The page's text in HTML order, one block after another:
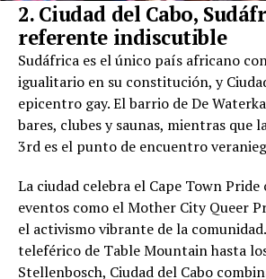
2. Ciudad del Cabo,
referente indiscutible
Sudáfrica es el único país africano
igualitario en su constitución, y
epicentro gay. El barrio de De
bares, clubes y saunas, mientras que
3rd es el punto de encuentro
La ciudad celebra el Cape Town Pride
eventos como el Mother City Queer
el activismo vibrante de la
teleférico de Table Mountain hasta
Stellenbosch, Ciudad del Cabo